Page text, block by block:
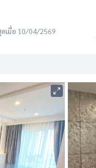
ดเมื่อ 10/04/2569